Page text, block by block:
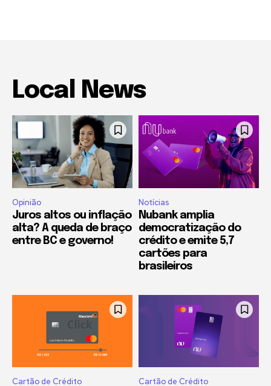
Local News
Opinião
Juros altos ou inflação
alta? A queda de braço
entre BC e governo!
Notícias
Nubank amplia
democratização do
crédito e emite 5,7
cartões para
brasileiros
Cartão de Crédito Cartão de Crédito